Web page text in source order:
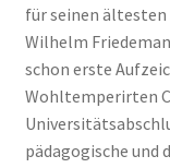
für seinen ältesten
Wilhelm
schon erste
Wohltemperirten
pädagogische und